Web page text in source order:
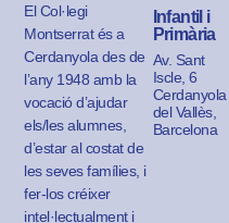
El Col·legi
Montserrat és a
Cerdanyola des de
l’any 1948 amb la
vocació d’ajudar
els/les alumnes,
d’estar al costat de
les seves famílies, i
fer-los créixer
intel·lectualment i
Infantil i
Primària
Av. Sant
Iscle, 6
Cerdanyola
del Vallès,
Barcelona